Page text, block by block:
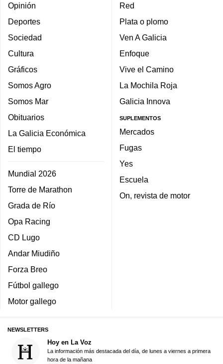
Opinión
Deportes
Sociedad
Cultura
Gráficos
Somos Agro
Somos Mar
Obituarios
La Galicia Económica
El tiempo
Mundial 2026
Torre de Marathon
Grada de Río
Opa Racing
CD Lugo
Andar Miudiño
Forza Breo
Fútbol gallego
Motor gallego
Red
Plata o plomo
Ven A Galicia
Enfoque
Vive el Camino
La Mochila Roja
Galicia Innova
SUPLEMENTOS
Mercados
Fugas
Yes
Escuela
On, revista de motor
NEWSLETTERS
Hoy en La Voz
La información más destacada del día, de lunes a viernes a primera
hora de la mañana